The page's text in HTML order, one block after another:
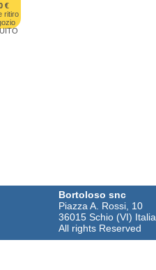
€
ritiro
Bortoloso snc
Piazza A. Rossi, 10
36015 Schio (VI) Italia
All rights Reserved